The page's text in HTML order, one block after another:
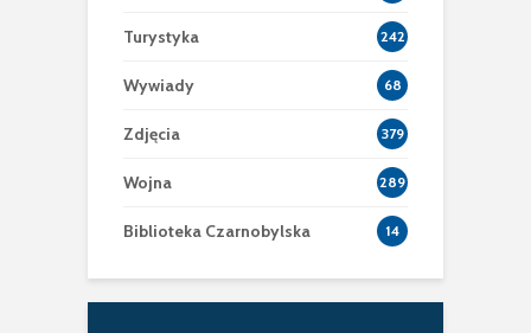
Turystyka 242
Wywiady 68
Zdjęcia 379
Wojna 289
Biblioteka Czarnobylska 14